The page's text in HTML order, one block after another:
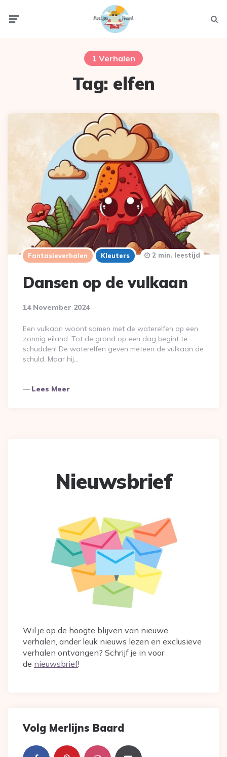
1 Verhalen
Tag: elfen
Fantasieverhalen Kleuters
Dansen op de vulkaan
14 November 2024
2 min. leestijd
Een vulkaan woont samen met de waterelfen op een
zonnig eiland. Tot de grond op een dag begint te
schudden! De waterelfen geven meteen de vulkaan de
schuld. Maar hij…
Lees Meer
Nieuwsbrief
Wil je op de hoogte blijven van nieuwe
verhalen, ander leuk nieuws lezen en exclusieve
verhalen ontvangen? Schrijf je in voor
de nieuwsbrief!
Volg Merlijns Baard